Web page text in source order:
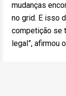
mudanças
no grid. E isso
competição se
legal”, afirmou